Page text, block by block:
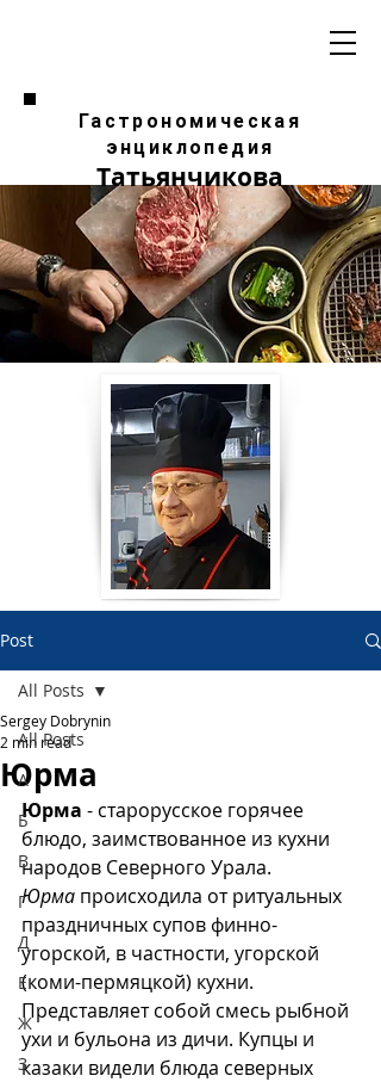
Гастрономическая
энциклопедия
Татьянчикова
Post
All Posts
А
Б
В
Г
Д
Е
Ж
З
All Posts
Юрма
Sergey Dobrynin
2 min read
Юрма - старорусское горячее
блюдо, заимствованное из кухни
народов Северного Урала.
Юрма происходила от ритуальных
праздничных супов финно-
угорской, в частности, угорской
(коми-пермяцкой) кухни.
Представляет собой смесь рыбной
ухи и бульона из дичи. Купцы и
казаки видели блюда северных